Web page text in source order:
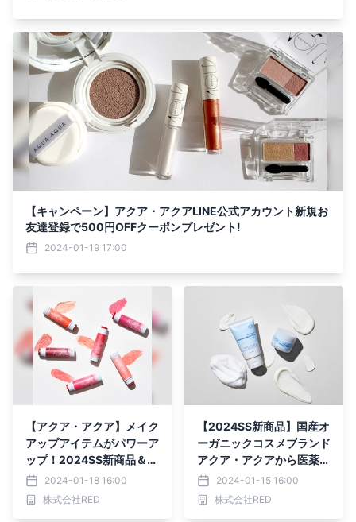
【キャンペーン】アクア・アクアLINE公式アカウント新規お
友達登録で500円OFFクーポンプレゼント!
2024-01-19 17:00
【アクア・アクア】メイク
アップアイテムがパワーア
ップ！2024SS新商品＆リ
ニューアル商品をご紹介
2024-01-18 16:00
株式会社RED
【2024SS新商品】国産オ
ーガニックコスメブランド
アクア・アクアから医薬部
外品×ヴィーガン認証を叶
えたスキンケアアイテムが
新登場！
2024-01-15 16:00
株式会社RED